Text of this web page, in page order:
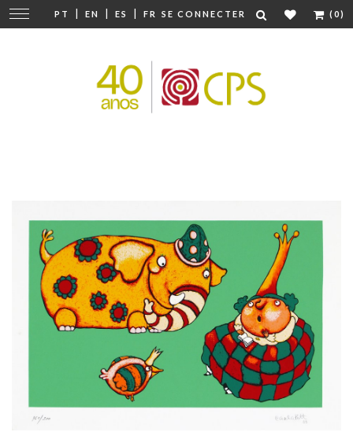
PT | EN | ES | FR SE CONNECTER (0)
Modifier
la